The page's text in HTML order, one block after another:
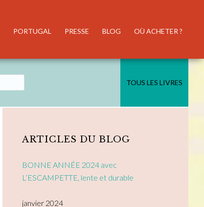
PORTUGAL PRESSE BLOG OÙ ACHETER ?
TOUS LES LIVRES
Sidebar
ARTICLES DU BLOG
BONNE ANNÉE 2024 avec
L’ESCAMPETTE, lente et durable
janvier 2024